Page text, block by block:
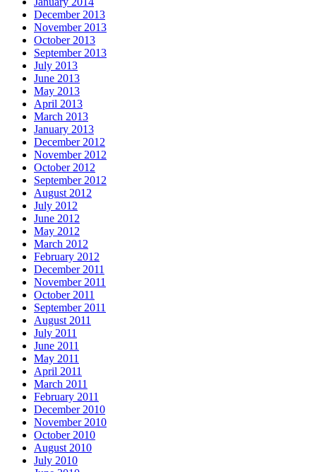
December 2013
November 2013
October 2013
September 2013
July 2013
June 2013
May 2013
April 2013
March 2013
January 2013
December 2012
November 2012
October 2012
September 2012
August 2012
July 2012
June 2012
May 2012
March 2012
February 2012
December 2011
November 2011
October 2011
September 2011
August 2011
July 2011
June 2011
May 2011
April 2011
March 2011
February 2011
December 2010
November 2010
October 2010
August 2010
July 2010